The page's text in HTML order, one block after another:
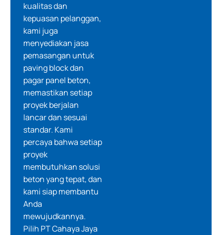
kualitas dan
kepuasan pelanggan,
kami juga
menyediakan jasa
pemasangan untuk
paving block dan
pagar panel beton,
memastikan setiap
proyek berjalan
lancar dan sesuai
standar. Kami
percaya bahwa setiap
proyek
membutuhkan solusi
beton yang tepat, dan
kami siap membantu
Anda
mewujudkannya.
Pilih PT Cahaya Jaya